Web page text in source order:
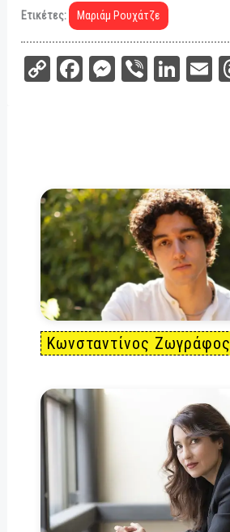
Ετικέτες: Μαριάμ Ρουχάτζε
C
Fa M
Vi
Li
E
Κωνσταντίνος Ζωγράφος